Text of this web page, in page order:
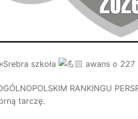
Srebra szkoła awans o 227
RANKINGU
tarczę.